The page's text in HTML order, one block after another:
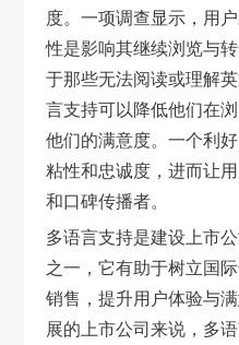
度。一项调查显示，用
性是影响其继续浏览与
于那些无法阅读或理解
言支持可以降低他们在
他们的满意度。一个利
粘性和忠诚度，进而让
和口碑传播者。
多语言支持是建设上市
之一，它有助于树立国
销售，提升用户体验与
展的上市公司来说，多